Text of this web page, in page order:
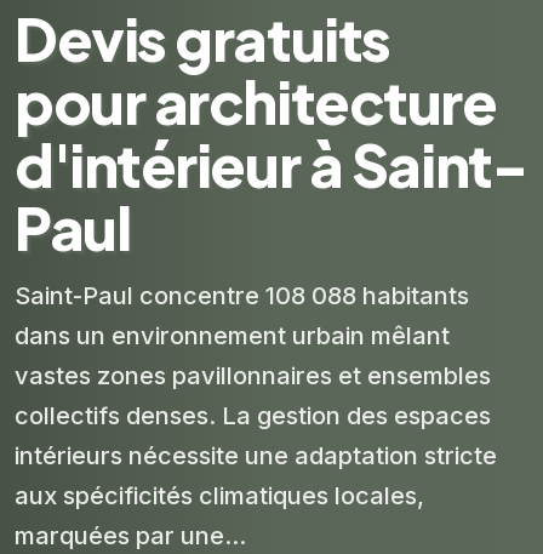
Devis gratuits
pour architecture
d'intérieur à Saint-
Paul
Saint-Paul concentre 108 088 habitants
dans un environnement urbain mêlant
vastes zones pavillonnaires et ensembles
collectifs denses. La gestion des espaces
intérieurs nécessite une adaptation stricte
aux spécificités climatiques locales,
marquées par une...